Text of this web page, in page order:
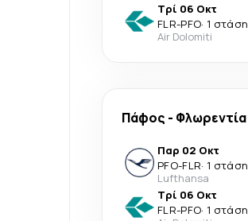
Τρί 06 Οκτ
FLR-PFO· 1 στάση
Air Dolomiti
Πάφος - Φλωρεντία
Παρ 02 Οκτ
PFO-FLR· 1 στάση
Lufthansa
Τρί 06 Οκτ
FLR-PFO· 1 στάση